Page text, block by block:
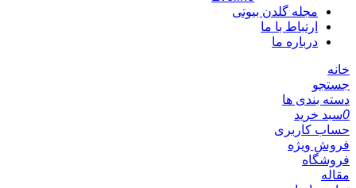
مجله گلدن بیوتی
ارتباط با ما
درباره ما
خانه
جستجو
دسته بندی ها
0سبد خرید
حساب کاربری
فروش ویژه
فروشگاه
مقاله